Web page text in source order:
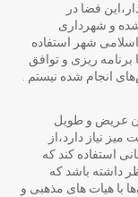
فضا در
و شهرداری
شهر استفاده
برنامه ریزی و توافق
انجام شده نیستم .
عریض و طویل
نیاز دارد،از
استفاده کند که
داشته باشد که
با هیات های مذهبی و